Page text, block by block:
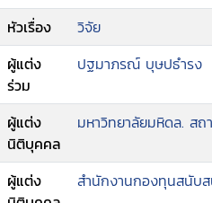
หัวเรื่อง
วิจัย
ผู้แต่ง
ร่วม
ปฐมาภรณ์ บุษปธำรง
ผู้แต่ง
นิติบุคคล
มหาวิทยาลัยมหิดล. สถ
ผู้แต่ง
สำนักงานกองทุนสนับ